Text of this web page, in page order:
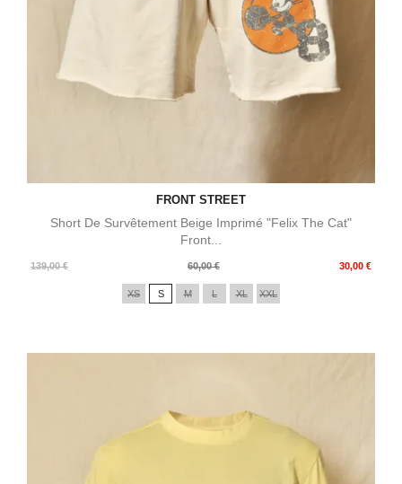
FRONT STREET
Short De Survêtement Beige Imprimé "Felix The Cat"
Front...
139,00 €
Prix
60,00 € 30,00 €
Prix
XS S M L XL XXL